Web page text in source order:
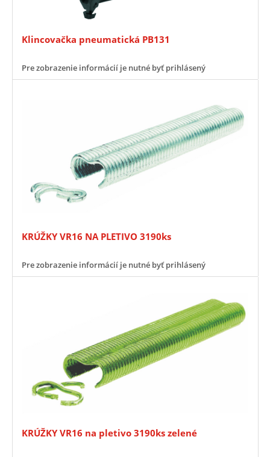
Klincovačka pneumatická PB131
Pre zobrazenie informácií je nutné byť prihlásený
KRÚŽKY VR16 NA PLETIVO 3190ks
Pre zobrazenie informácií je nutné byť prihlásený
KRÚŽKY VR16 na pletivo 3190ks zelené